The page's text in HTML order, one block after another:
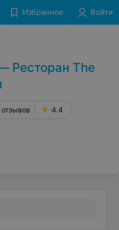
Избранное Войти
Сообщить об ошибке
Ресторан The
4.4